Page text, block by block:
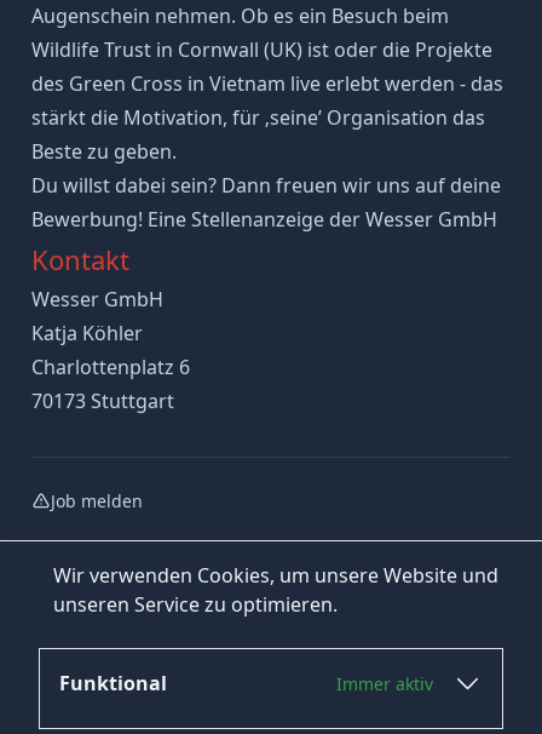
Wir verwenden Cookies, um unsere Website und
unseren Service zu optimieren.
Funktional Immer aktiv
Augenschein nehmen. Ob es ein Besuch beim
Wildlife Trust in Cornwall (UK) ist oder die Projekte
des Green Cross in Vietnam live erlebt werden - das
stärkt die Motivation, für ‚seine’ Organisation das
Beste zu geben.
Du willst dabei sein? Dann freuen wir uns auf deine
Bewerbung! Eine Stellenanzeige der Wesser GmbH
Kontakt
Wesser GmbH
Katja Köhler
Charlottenplatz 6
70173 Stuttgart
Job melden